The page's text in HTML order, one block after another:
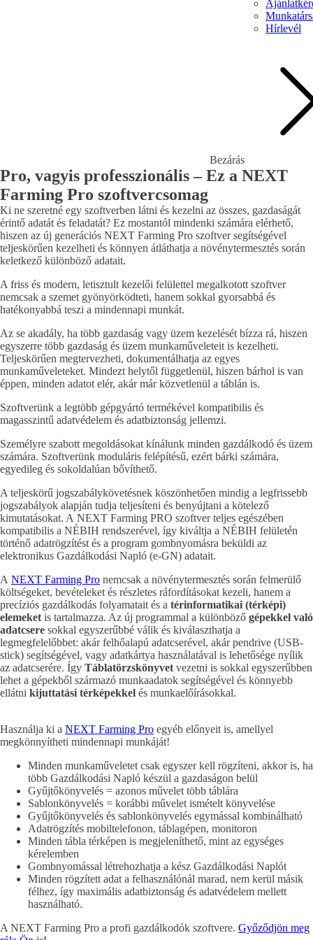
Hírlevél
Bezárás
Pro, vagyis professzionális – Ez a NEXT
Farming Pro szoftvercsomag
Ki ne szeretné egy szoftverben látni és kezelni az összes, gazdaságát
érintő adatát és feladatát? Ez mostantól mindenki számára elérhető,
hiszen az új generációs NEXT Farming Pro szoftver segítségével
teljeskörűen kezelheti és könnyen átláthatja a növénytermesztés során
keletkező különböző adatait.
A friss és modern, letisztult kezelői felülettel megalkotott szoftver
nemcsak a szemet gyönyörködteti, hanem sokkal gyorsabbá és
hatékonyabbá teszi a mindennapi munkát.
Az se akadály, ha több gazdaság vagy üzem kezelését bízza rá, hiszen
egyszerre több gazdaság és üzem munkaműveleteit is kezelheti.
Teljeskörűen megtervezheti, dokumentálhatja az egyes
munkaműveleteket. Mindezt helytől függetlenül, hiszen bárhol is van
éppen, minden adatot elér, akár már közvetlenül a táblán is.
Szoftverünk a legtöbb gépgyártó termékével kompatibilis és
magasszintű adatvédelem és adatbiztonság jellemzi.
Személyre szabott megoldásokat kínálunk minden gazdálkodó és üzem
számára. Szoftverünk moduláris felépítésű, ezért bárki számára,
egyedileg és sokoldalúan bővíthető.
A teljeskörű jogszabálykövetésnek köszönhetően mindig a legfrissebb
jogszabályok alapján tudja teljesíteni és benyújtani a kötelező
kimutatásokat. A NEXT Farming PRO szoftver teljes egészében
kompatibilis a NÉBIH rendszerével, így kiváltja a NÉBIH felületén
történő adatrögzítést és a program gombnyomásra beküldi az
elektronikus Gazdálkodási Napló (e-GN) adatait.
A NEXT Farming Pro nemcsak a növénytermesztés során felmerülő
költségeket, bevételeket és részletes ráfordításokat kezeli, hanem a
precíziós gazdálkodás folyamatait és a térinformatikai (térképi)
elemeket is tartalmazza. Az új programmal a különböző gépekkel való
adatcsere sokkal egyszerűbbé válik és kiválaszthatja a
legmegfelelőbbet: akár felhőalapú adatcserével, akár pendrive (USB-
stick) segítségével, vagy adatkártya használatával is lehetősége nyílik
az adatcserére. Így Táblatörzskönyvet vezetni is sokkal egyszerűbben
lehet a gépekből származó munkaadatok segítségével és könnyebb
ellátni kijuttatási térképekkel és munkaelőírásokkal.
Használja ki a NEXT Farming Pro egyéb előnyeit is, amellyel
megkönnyítheti mindennapi munkáját!
Minden munkaműveletet csak egyszer kell rögzíteni, akkor is, ha
több Gazdálkodási Napló készül a gazdaságon belül
Gyűjtőkönyvelés = azonos művelet több táblára
Sablonkönyvelés = korábbi művelet ismételt könyvelése
Gyűjtőkönyvelés és sablonkönyvelés egymással kombinálható
Adatrögzítés mobiltelefonon, táblagépen, monitoron
Minden tábla térképen is megjeleníthető, mint az egységes
kérelemben
Gombnyomással létrehozhatja a kész Gazdálkodási Naplót
Minden rögzített adat a felhasználónál marad, nem kerül másik
félhez, így maximális adatbiztonság és adatvédelem mellett
használható.
A NEXT Farming Pro a profi gazdálkodók szoftvere. Győződjön meg